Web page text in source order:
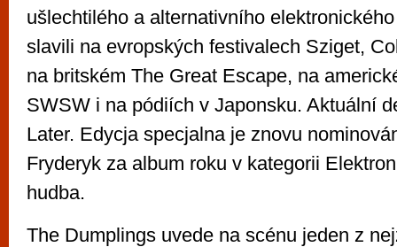
ušlechtilého a alternativního
slavili na evropských festivalech Sziget,
na britském The Great Escape, na
SWSW i na pódiích v Japonsku. Aktuální
Later. Edycja specjalna je znovu
Fryderyk za album roku v kategorii
hudba.
The Dumplings uvede na scénu jeden z